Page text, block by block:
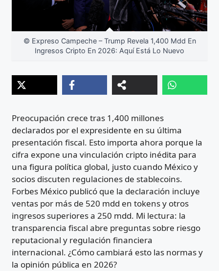
© Expreso Campeche – Trump Revela 1,400 Mdd En
Ingresos Cripto En 2026: Aquí Está Lo Nuevo
Preocupación crece tras 1,400 millones
declarados por el expresidente en su última
presentación fiscal. Esto importa ahora porque la
cifra expone una vinculación cripto inédita para
una figura política global, justo cuando México y
socios discuten regulaciones de stablecoins.
Forbes México publicó que la declaración incluye
ventas por más de 520 mdd en tokens y otros
ingresos superiores a 250 mdd. Mi lectura: la
transparencia fiscal abre preguntas sobre riesgo
reputacional y regulación financiera
internacional. ¿Cómo cambiará esto las normas y
la opinión pública en 2026?